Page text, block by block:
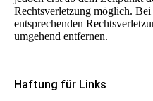
Rechtsverletzung möglich.
entsprechenden
umgehend entfernen.
Haftung für Links